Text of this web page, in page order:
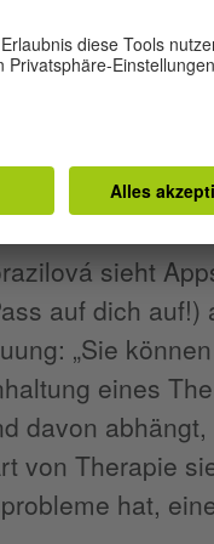
traditionelle
ernsthafte
sieht
auf dich
„Sie
eines
davon
von Therapie
hat,